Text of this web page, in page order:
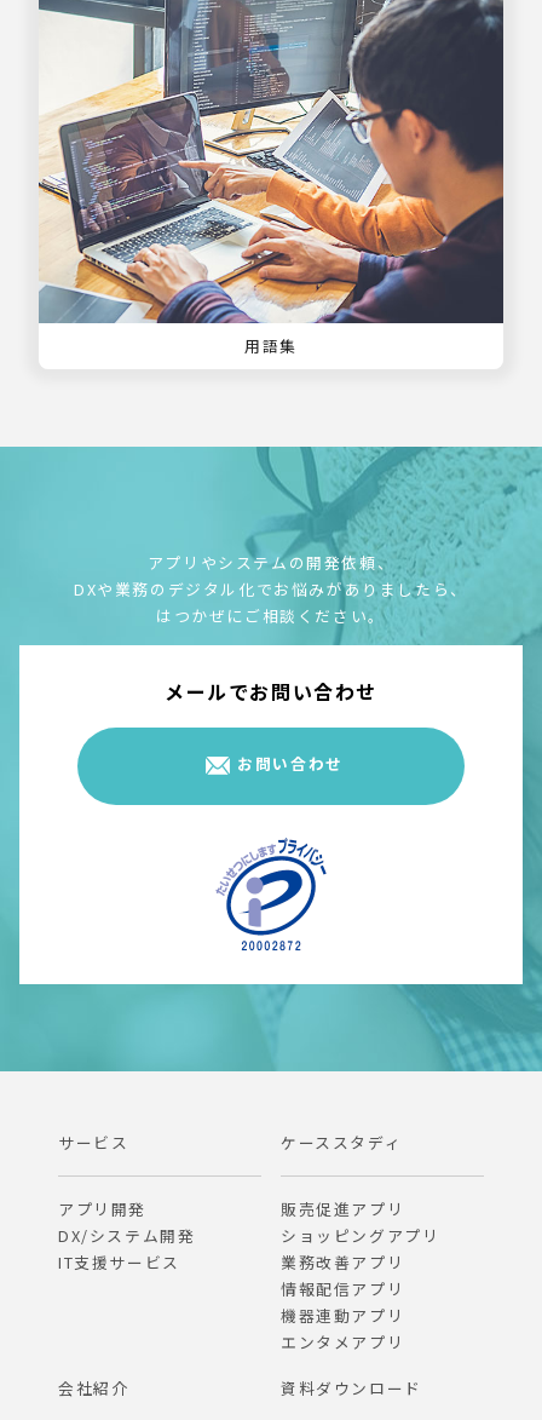
用語集
アプリやシステムの開発依頼、
DXや業務のデジタル化でお悩みがありましたら、
はつかぜにご相談ください。
メールでお問い合わせ
お問い合わせ
サービス
アプリ開発
DX/システム開発
IT支援サービス
ケーススタディ
販売促進アプリ
ショッピングアプリ
業務改善アプリ
情報配信アプリ
機器連動アプリ
エンタメアプリ
会社紹介
資料ダウンロード